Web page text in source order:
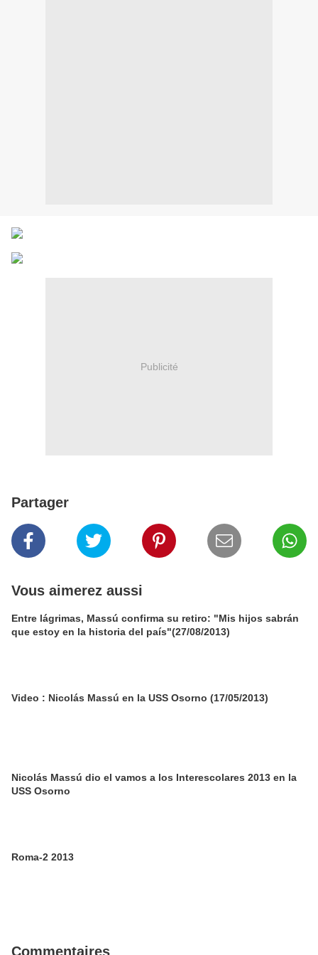
Publicité
Partager
Vous aimerez aussi
Entre lágrimas, Massú confirma su retiro: "Mis hijos sabrán
que estoy en la historia del país"(27/08/2013)
Video : Nicolás Massú en la USS Osorno (17/05/2013)
Nicolás Massú dio el vamos a los Interescolares 2013 en la
USS Osorno
Roma-2 2013
Commentaires